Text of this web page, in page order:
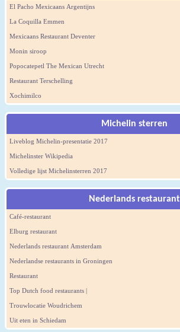
El Pacho Mexicaans Argentijns
La Coquilla Emmen
Mexicaans Restaurant Deventer
Monin siroop
Popocatepetl The Mexican Utrecht
Restaurant Terschelling
Xochimilco
Michelin sterren
Liveblog Michelin-presentatie 2017
Michelinster Wikipedia
Volledige lijst Michelinsterren 2017
Nederlands restaurant
Café-restaurant
Elburg restaurant
Nederlands restaurant Amsterdam
Nederlandse restaurants in Groningen
Restaurant
Top Dutch food restaurants |
Trouwlocatie Woudrichem
Uit eten in Schiedam